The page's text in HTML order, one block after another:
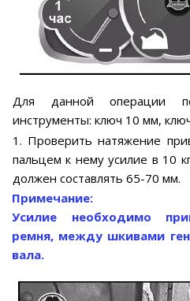
Для данной операции
инструменты: ключ 10 мм,
1. Проверить натяжение
пальцем к нему усилие в 10
должен составлять 65-70 мм.
Примечание:
Усилие необходимо
ремня, между шкивами
вала.